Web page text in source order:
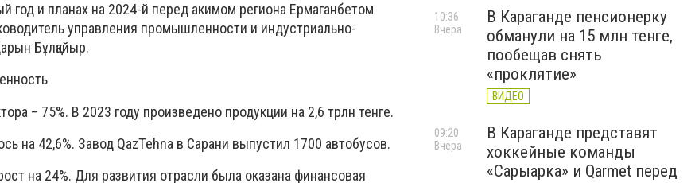
год и планах на 2024-й перед акимом региона Ермаганбетом
управления промышленности и индустриально-
Бұлқайыр.
– 75%. В 2023 году произведено продукции на 2,6 трлн тенге.
на 42,6%. Завод QazТehna в Сарани выпустил 1700 автобусов.
на 24%. Для развития отрасли была оказана финансовая
В Караганде пенсионерку
обманули на 15 млн тенге,
пообещав снять
«проклятие»
ВИДЕО
10:36
Вчера
В Караганде представят
хоккейные команды
«Сарыарка» и Qarmet перед
09:20
Вчера